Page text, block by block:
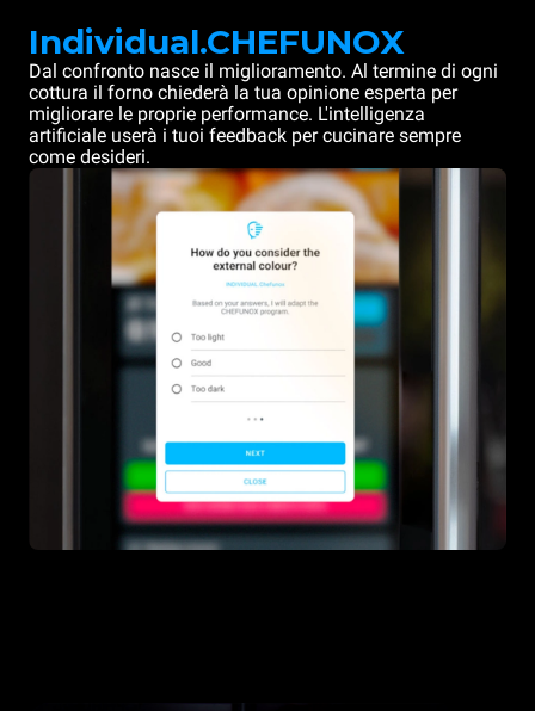
Individual.CHEFUNOX
Dal confronto nasce il miglioramento. Al termine di ogni
cottura il forno chiederà la tua opinione esperta per
migliorare le proprie performance. L'intelligenza
artificiale userà i tuoi feedback per cucinare sempre
come desideri.